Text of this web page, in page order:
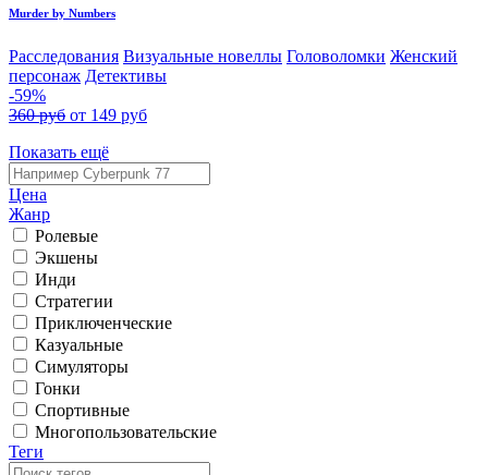
Murder by Numbers
Расследования Визуальные новеллы Головоломки Женский
персонаж Детективы
-59%
360 руб от 149 руб
Показать ещё
Цена
Жанр
Ролевые
Экшены
Инди
Стратегии
Приключенческие
Казуальные
Симуляторы
Гонки
Спортивные
Многопользовательские
Теги